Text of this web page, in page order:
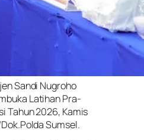
Sandi Nugroho
Latihan Pra-
Tahun 2026, Kamis
Sumsel.